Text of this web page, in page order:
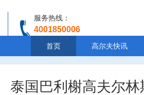
服务热线：
4001850006
首页 高尔夫快讯
泰国巴利榭高夫尔